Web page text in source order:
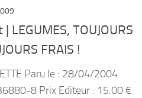
LEGUMES, TOUJOURS
FRAIS !
Paru le : 28/04/2004
8 Prix Editeur : 15.00 €